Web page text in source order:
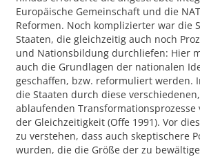
Europäische Gemeinschaft und die
Reformen. Noch komplizierter war die
Staaten, die gleichzeitig auch noch
und Nationsbildung durchliefen: Hier
auch die Grundlagen der nationalen
geschaffen, bzw. reformuliert werden.
die Staaten durch diese
ablaufenden Transformationsprozesse
der Gleichzeitigkeit (Offe 1991). Vor
zu verstehen, dass auch skeptischere
wurden, die die Größe der zu